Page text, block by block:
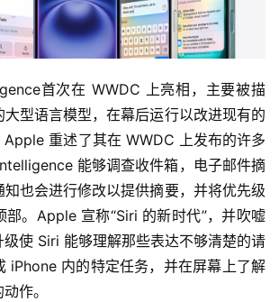
首次在 WWDC 上亮相，主要被描
型语言模型，在幕后运行以改进现有的
Apple 重述了其在 WWDC 上发布的许多
能够调查收件箱，电子邮件摘
也会进行修改以提供摘要，并将优先级
部。Apple 宣称“Siri 的新时代”，并吹嘘
使 Siri 能够理解那些表达不够清楚的请
iPhone 内的特定任务，并在屏幕上了解
作。